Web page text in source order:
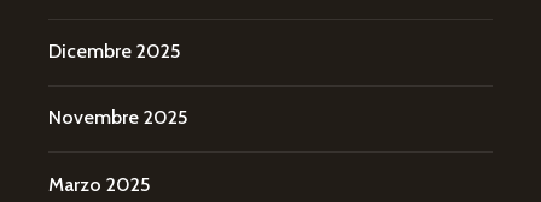
Dicembre 2025
Novembre 2025
Marzo 2025